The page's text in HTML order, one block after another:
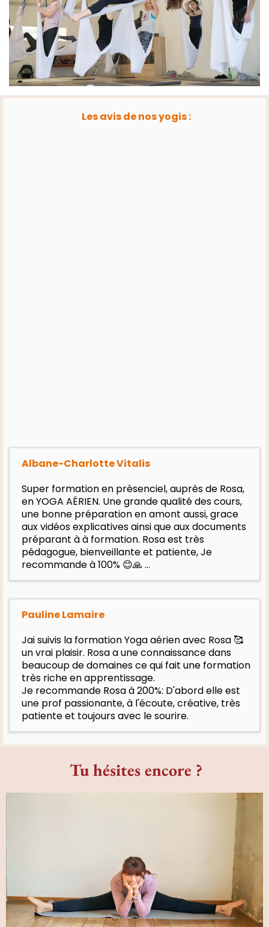
Les avis de nos yogis :
Albane-Charlotte Vitalis
Super formation en prèsenciel, auprès de Rosa,
en YOGA AÉRIEN. Une grande qualité des cours,
une bonne préparation en amont aussi, grace
aux vidéos explicatives ainsi que aux documents
préparant à à formation. Rosa est très
pédagogue, bienveillante et patiente, Je
recommande à 100% 😊🙏 …
Pauline Lamaire
Jai suivis la formation Yoga aérien avec Rosa 🥰
un vrai plaisir. Rosa a une connaissance dans
beaucoup de domaines ce qui fait une formation
très riche en apprentissage.
Je recommande Rosa à 200%: D'abord elle est
une prof passionante, à l'écoute, créative, très
patiente et toujours avec le sourire.
Tu hésites encore ?